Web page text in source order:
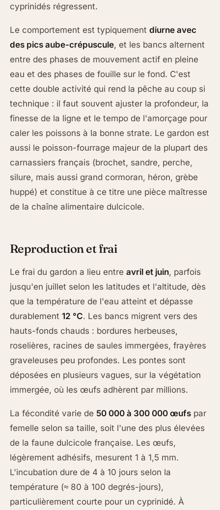
cyprinidés régressent.
Le comportement est typiquement diurne avec
des pics aube-crépuscule, et les bancs alternent
entre des phases de mouvement actif en pleine
eau et des phases de fouille sur le fond. C'est
cette double activité qui rend la pêche au coup si
technique : il faut souvent ajuster la profondeur, la
finesse de la ligne et le tempo de l'amorçage pour
caler les poissons à la bonne strate. Le gardon est
aussi le poisson-fourrage majeur de la plupart des
carnassiers français (brochet, sandre, perche,
silure, mais aussi grand cormoran, héron, grèbe
huppé) et constitue à ce titre une pièce maîtresse
de la chaîne alimentaire dulcicole.
Reproduction et frai
Le frai du gardon a lieu entre avril et juin, parfois
jusqu'en juillet selon les latitudes et l'altitude, dès
que la température de l'eau atteint et dépasse
durablement 12 °C. Les bancs migrent vers des
hauts-fonds chauds : bordures herbeuses,
roselières, racines de saules immergées, frayères
graveleuses peu profondes. Les pontes sont
déposées en plusieurs vagues, sur la végétation
immergée, où les œufs adhèrent par millions.
La fécondité varie de 50 000 à 300 000 œufs par
femelle selon sa taille, soit l'une des plus élevées
de la faune dulcicole française. Les œufs,
légèrement adhésifs, mesurent 1 à 1,5 mm.
L'incubation dure de 4 à 10 jours selon la
température (≈ 80 à 100 degrés-jours),
particulièrement courte pour un cyprinidé. À